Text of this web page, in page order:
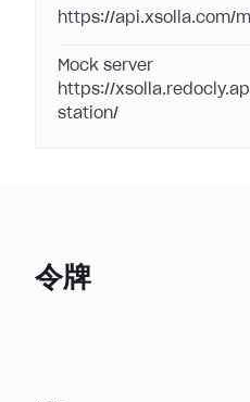
https://api.xsolla.com/
Mock server
https://
station/
令牌